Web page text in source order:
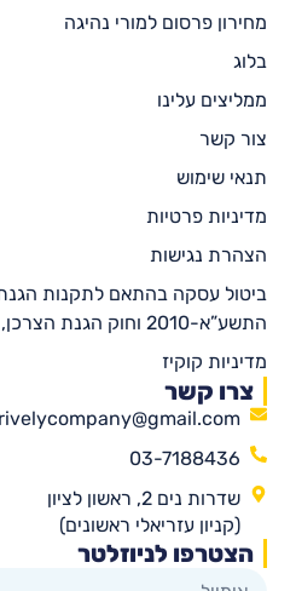
מחירון פרסום למורי נהיגה
בלוג
ממליצים עלינו
צור קשר
תנאי שימוש
מדיניות פרטיות
הצהרת נגישות
ביטול עסקה בהתאם לתקנות
התשע”א-2010 וחוק הגנת הצרכן, התשמ”א-1981″
מדיניות קוקיז
צרו קשר
03-7188436
שדרות נים 2, ראשון לציון
(קניון עזריאלי ראשונים)
הצטרפו לניוזלטר